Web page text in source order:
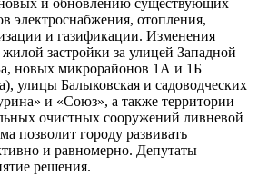
и обновлению существующих
электроснабжения, отопления,
и газификации. Изменения
застройки за улицей Западной
новых микрорайонов 1А и 1Б
улицы Балыковская и садоводческих
и «Союз», а также территории
очистных сооружений ливневой
позволит городу развивать
и равномерно. Депутаты
решения.